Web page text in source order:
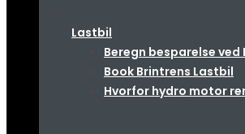
Lastbil
Beregn besparelse ved
Book Brintrens Lastbil
Hvorfor hydro motor